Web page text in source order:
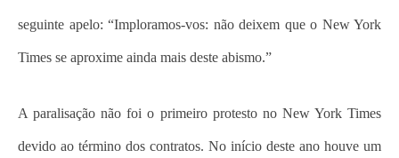
seguinte apelo: “Imploramos-vos: não deixem que o New York
Times se aproxime ainda mais deste abismo.”
A paralisação não foi o primeiro protesto no New York Times
devido ao término dos contratos. No início deste ano houve um